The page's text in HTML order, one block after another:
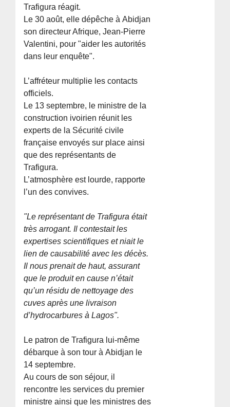
Trafigura réagit.
Le 30 août, elle dépêche à Abidjan
son directeur Afrique, Jean-Pierre
Valentini, pour "aider les autorités
dans leur enquête".
L’affréteur multiplie les contacts
officiels.
Le 13 septembre, le ministre de la
construction ivoirien réunit les
experts de la Sécurité civile
française envoyés sur place ainsi
que des représentants de
Trafigura.
L’atmosphère est lourde, rapporte
l’un des convives.
"Le représentant de Trafigura était
très arrogant. Il contestait les
expertises scientifiques et niait le
lien de causabilité avec les décès.
Il nous prenait de haut, assurant
que le produit en cause n’était
qu’un résidu de nettoyage des
cuves après une livraison
d’hydrocarbures à Lagos".
Le patron de Trafigura lui-même
débarque à son tour à Abidjan le
14 septembre.
Au cours de son séjour, il
rencontre les services du premier
ministre ainsi que les ministres des